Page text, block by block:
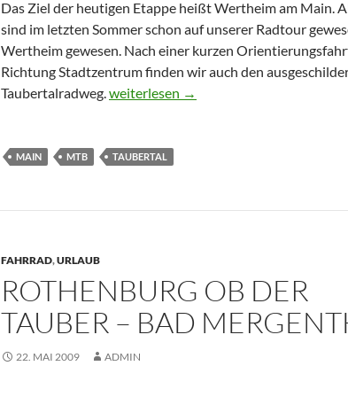
Das Ziel der heutigen Etappe heißt Wertheim am Main.
sind im letzten Sommer schon auf unserer Radtour
Wertheim gewesen. Nach einer kurzen
Richtung Stadtzentrum finden wir auch den
Taubertalradweg.Bad Mergentheim – Wertheim am Main
weiterlesen →
MAIN MTB TAUBERTAL
FAHRRAD,URLAUB
ROTHENBURG OB DER
TAUBER – BAD
22. MAI 2009 ADMIN